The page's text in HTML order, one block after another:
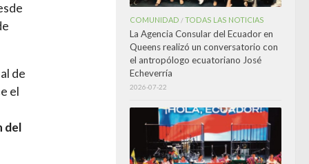
de
el
del
COMUNIDAD /TODAS LAS NOTICIAS
La Agencia Consular del Ecuador en
Queens realizó un conversatorio con
el antropólogo ecuatoriano José
Echeverría
2026-07-22